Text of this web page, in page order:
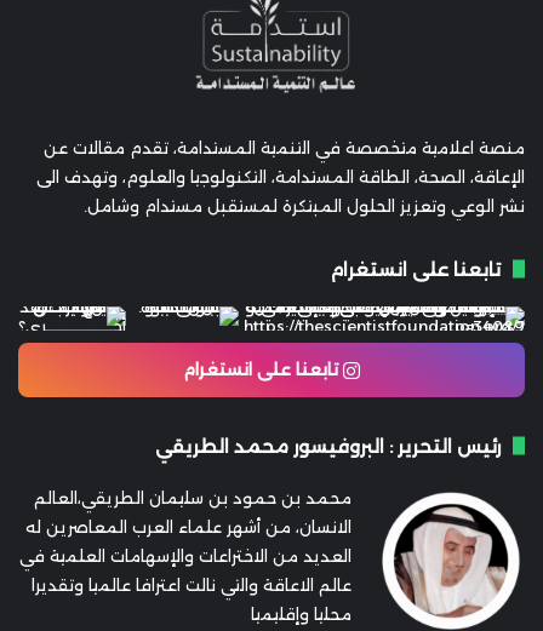
منصة اعلامية متخصصة في التنمية المستدامة، تقدم مقالات عن
الإعاقة، الصحة، الطاقة المستدامة، التكنولوجيا والعلوم، وتهدف الى
نشر الوعي وتعزيز الحلول المبتكرة لمستقبل مستدام وشامل.
تابعنا على انستغرام
تابعنا على انستغرام
رئيس التحرير : البروفيسور محمد الطريقي
محمد بن حمود بن سليمان الطريقي،العالم
الانسان، من أشهر علماء العرب المعاصرين له
العديد من الاختراعات والإسهامات العلمية في
عالم الاعاقة والتي نالت اعترافا عالميا وتقديرا
محليا وإقليميا